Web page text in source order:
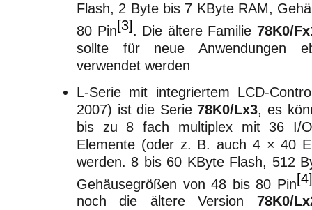
Flash, 2 Byte bis 7 KByte RAM,
80 Pin[3]. Die ältere Familie78K0/
sollte für neue Anwendungen
verwendet werden
L-Serie mit integriertem LCD-
2007) ist die Serie78K0/Lx3, es
bis zu 8 fach multiplex mit 36 I/
Elemente (oder z. B. auch 4 × 40
werden. 8 bis 60 KByte Flash, 512
Gehäusegrößen von 48 bis 80 Pin
noch die ältere Version 78K0/